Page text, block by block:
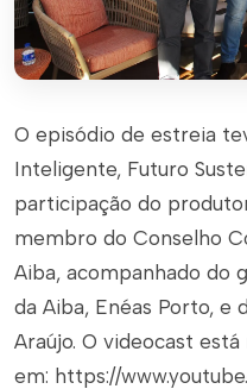
O episódio de estreia
Inteligente, Futuro
participação do
membro do Conselho
Aiba, acompanhado do
da Aiba, Enéas Porto, e
Araújo. O videocast
em: https://